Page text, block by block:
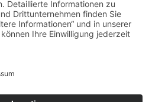
widerrufen